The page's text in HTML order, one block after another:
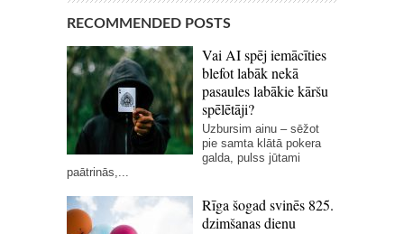
RECOMMENDED POSTS
Vai AI spēj iemācīties
blefot labāk nekā
pasaules labākie kāršu
spēlētāji?
Uzbursim ainu – sēžot
pie samta klātā pokera
galda, pulss jūtami
paātrinās,...
Rīga šogad svinēs 825.
dzimšanas dienu